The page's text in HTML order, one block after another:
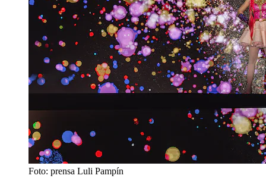
Foto: prensa Luli Pampín